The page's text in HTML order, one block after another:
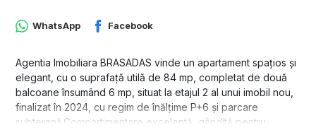
WhatsApp Facebook
Agentia Imobiliara BRASADAS vinde un apartament spațios și
elegant, cu o suprafață utilă de 84 mp, completat de două
balcoane însumând 6 mp, situat la etajul 2 al unui imobil nou,
finalizat în 2024, cu regim de înălțime P+6 și parcare
subterană.Compartimentare excelentă, gândită pentru